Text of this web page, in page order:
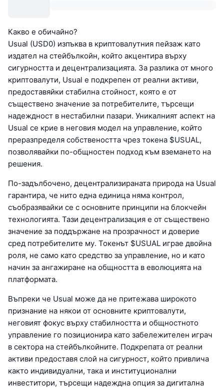
Какво е обичайно?
Usual (USD0) изпъква в криптовалутния пейзаж като
издател на стейбълкойн, който акцентира върху
сигурността и децентрализацията. За разлика от много
криптовалути, Usual е подкрепен от реални активи,
предоставяйки стабилна стойност, която е от
съществено значение за потребителите, търсещи
надеждност в нестабилни пазари. Уникалният аспект на
Usual се крие в неговия модел на управление, който
преразпределя собствеността чрез токена $USUAL,
позволявайки по-общностен подход към вземането на
решения.
По-задълбочено, децентрализираната природа на Usual
гарантира, че нито една единица няма контрол,
съобразявайки се с основните принципи на блокчейн
технологията. Тази децентрализация е от съществено
значение за поддържане на прозрачност и доверие
сред потребителите му. Токенът $USUAL играе двойна
роля, не само като средство за управление, но и като
начин за ангажиране на общността в еволюцията на
платформата.
Въпреки че Usual може да не притежава широкото
признание на някои от основните криптовалути,
неговият фокус върху стабилността и общностното
управление го позиционира като забележителен играч
в сектора на стейбълкойните. Подкрепата от реални
активи предоставя слой на сигурност, който привлича
както индивидуални, така и институционални
инвеститори, търсещи надеждна опция за дигитална